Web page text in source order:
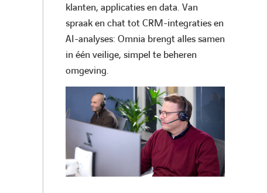
klanten, applicaties en data. Van
spraak en chat tot CRM-integraties en
AI-analyses: Omnia brengt alles samen
in één veilige, simpel te beheren
omgeving.